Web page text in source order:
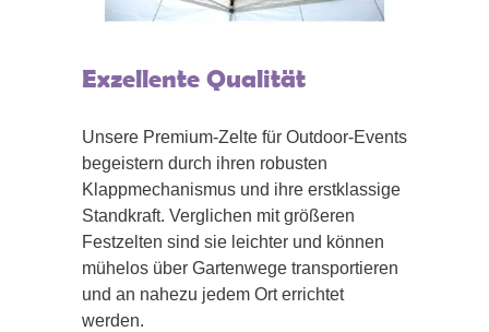
Exzellente Qualität
Unsere Premium-Zelte für Outdoor-Events
begeistern durch ihren robusten
Klappmechanismus und ihre erstklassige
Standkraft. Verglichen mit größeren
Festzelten sind sie leichter und können
mühelos über Gartenwege transportieren
und an nahezu jedem Ort errichtet
werden.